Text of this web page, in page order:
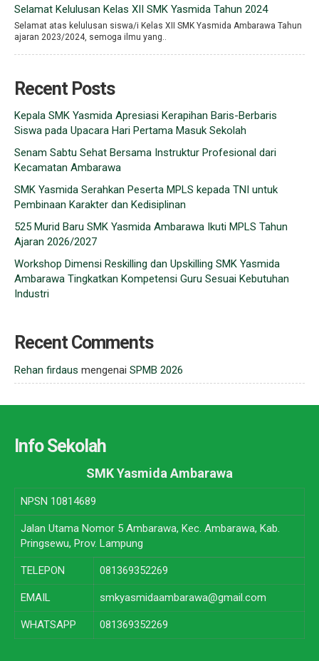
Selamat Kelulusan Kelas XII SMK Yasmida Tahun 2024
Selamat atas kelulusan siswa/i Kelas XII SMK Yasmida Ambarawa Tahun
ajaran 2023/2024, semoga ilmu yang..
Recent Posts
Kepala SMK Yasmida Apresiasi Kerapihan Baris-Berbaris
Siswa pada Upacara Hari Pertama Masuk Sekolah
Senam Sabtu Sehat Bersama Instruktur Profesional dari
Kecamatan Ambarawa
SMK Yasmida Serahkan Peserta MPLS kepada TNI untuk
Pembinaan Karakter dan Kedisiplinan
525 Murid Baru SMK Yasmida Ambarawa Ikuti MPLS Tahun
Ajaran 2026/2027
Workshop Dimensi Reskilling dan Upskilling SMK Yasmida
Ambarawa Tingkatkan Kompetensi Guru Sesuai Kebutuhan
Industri
Recent Comments
Rehan firdaus mengenai SPMB 2026
Info Sekolah
SMK Yasmida Ambarawa
NPSN 10814689
Jalan Utama Nomor 5 Ambarawa, Kec. Ambarawa, Kab.
Pringsewu, Prov. Lampung
TELEPON 081369352269
EMAIL smkyasmidaambarawa@gmail.com
WHATSAPP 081369352269